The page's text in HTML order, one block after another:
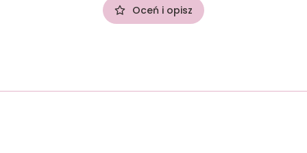
Oceń i opisz